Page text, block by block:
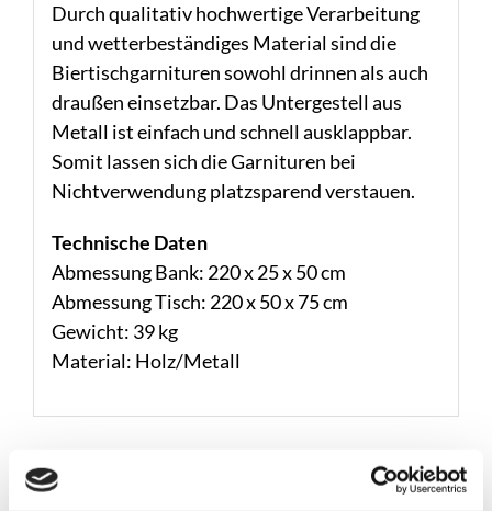
Durch qualitativ hochwertige Verarbeitung
und wetterbeständiges Material sind die
Biertischgarnituren sowohl drinnen als auch
draußen einsetzbar. Das Untergestell aus
Metall ist einfach und schnell ausklappbar.
Somit lassen sich die Garnituren bei
Nichtverwendung platzsparend verstauen.
Technische Daten
Abmessung Bank: 220 x 25 x 50 cm
Abmessung Tisch: 220 x 50 x 75 cm
Gewicht: 39 kg
Material: Holz/Metall
Ähnliche Produkte